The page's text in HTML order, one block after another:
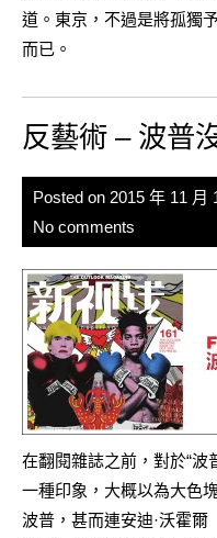
道。東京，不過是將孤獨
而已。
反藝術 – 波普
Posted on 2015 年 11 月
No comments
在翻閱雜誌之前，對於“波
一種印象，大概以為大色
波普，甚而連安迪·沃霍爾